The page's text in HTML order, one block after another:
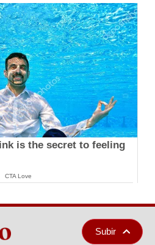
is the secret to feeling
CTA Love
Subir